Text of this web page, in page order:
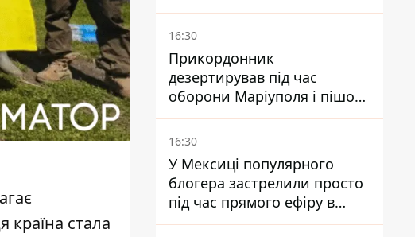
країна стала
мільйонів - Петро
Пантелеєв
16:30
Прикордонник
дезертирував під час
оборони Маріуполя і пішов
служити в "ДНР" - йому
оголосили підозру,
загрожує довічне
16:30
У Мексиці популярного
блогера застрелили просто
під час прямого ефіру в
TikTok